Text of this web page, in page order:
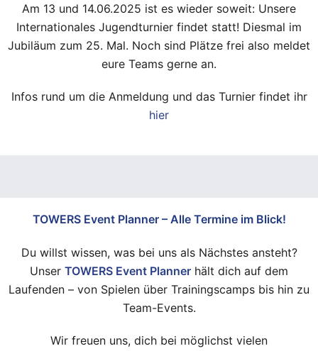
Am 13 und 14.06.2025 ist es wieder soweit: Unsere
Internationales Jugendturnier findet statt! Diesmal im
Jubiläum zum 25. Mal. Noch sind Plätze frei also meldet
eure Teams gerne an.
Infos rund um die Anmeldung und das Turnier findet ihr
hier
TOWERS Event Planner – Alle Termine im Blick!
Du willst wissen, was bei uns als Nächstes ansteht?
Unser TOWERS Event Planner hält dich auf dem
Laufenden – von Spielen über Trainingscamps bis hin zu
Team-Events.
Wir freuen uns, dich bei möglichst vielen